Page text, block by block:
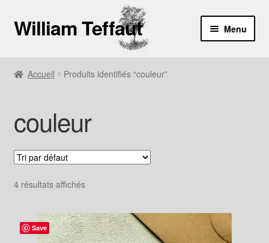
Aller
à
navigation
Aller
au
William Teffaut Menu
Contact
Accueil Produits identifiés “couleur”
couleur
4 résultats affichés
Save